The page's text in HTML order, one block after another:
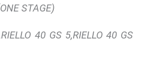
STAGE)
40 GS 5,RIELLO 40 GS